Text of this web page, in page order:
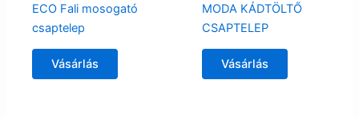
ECO Fali mosogató
csaptelep
Vásárlás
MODA KÁDTÖLTŐ
CSAPTELEP
Vásárlás